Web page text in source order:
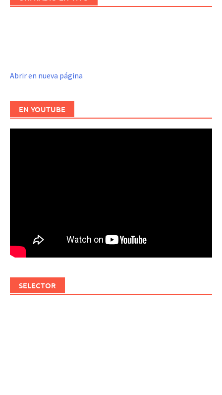
Abrir en nueva página
EN YOUTUBE
SELECTOR